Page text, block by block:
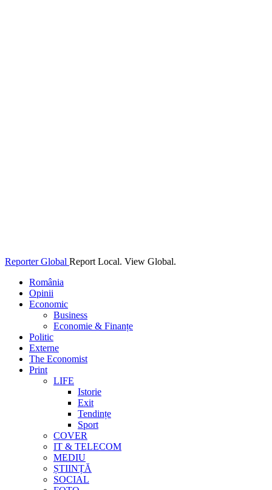
Reporter Global Report Local. View Global.
România
Opinii
Economic
Business
Economie & Finanțe
Politic
Externe
The Economist
Print
LIFE
Istorie
Exit
Tendințe
Sport
COVER
IT & TELECOM
MEDIU
ȘTIINȚĂ
SOCIAL